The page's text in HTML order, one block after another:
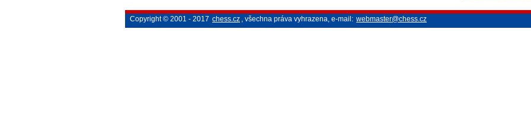
Copyright © 2001 - 2017 chess.cz , všechna práva vyhrazena, e-mail: webmaster@chess.cz